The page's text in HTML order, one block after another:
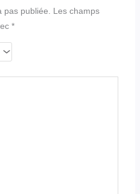
publiée.
Les champs
*